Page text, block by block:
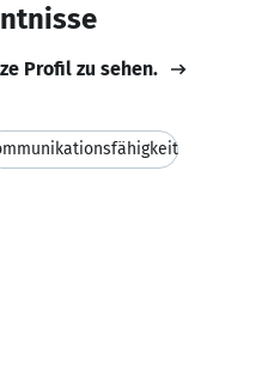
Profil zu sehen.